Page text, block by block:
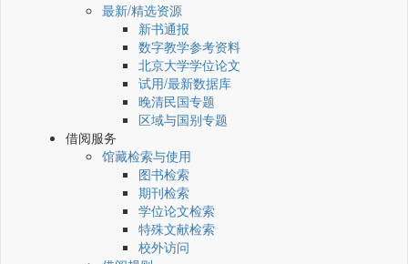
最新/精选资源
新书通报
数字教学参考资料
北京大学学位论文
试用/最新数据库
晚清民国专题
区域与国别专题
借阅服务
馆藏检索与使用
图书检索
期刊检索
学位论文检索
特殊文献检索
校外访问